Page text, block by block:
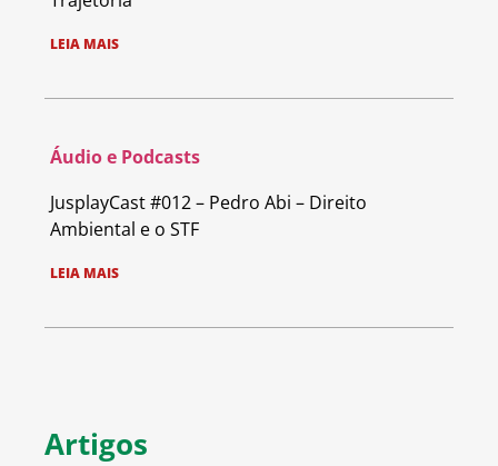
LEIA MAIS
Áudio e Podcasts
JusplayCast #012 – Pedro Abi – Direito
Ambiental e o STF
LEIA MAIS
Artigos